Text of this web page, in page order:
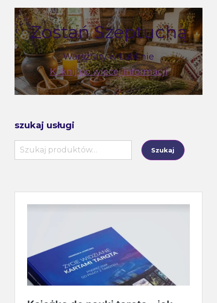
Zostań Szeptuchą
Warsztaty w Lublinie
Kliknij po więcej informacji
szukaj usługi
Szukaj:
Szukaj